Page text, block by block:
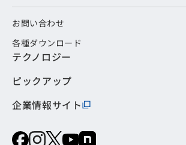
お問い合わせ
各種ダウンロード
テクノロジー
ピックアップ
企業情報サイト